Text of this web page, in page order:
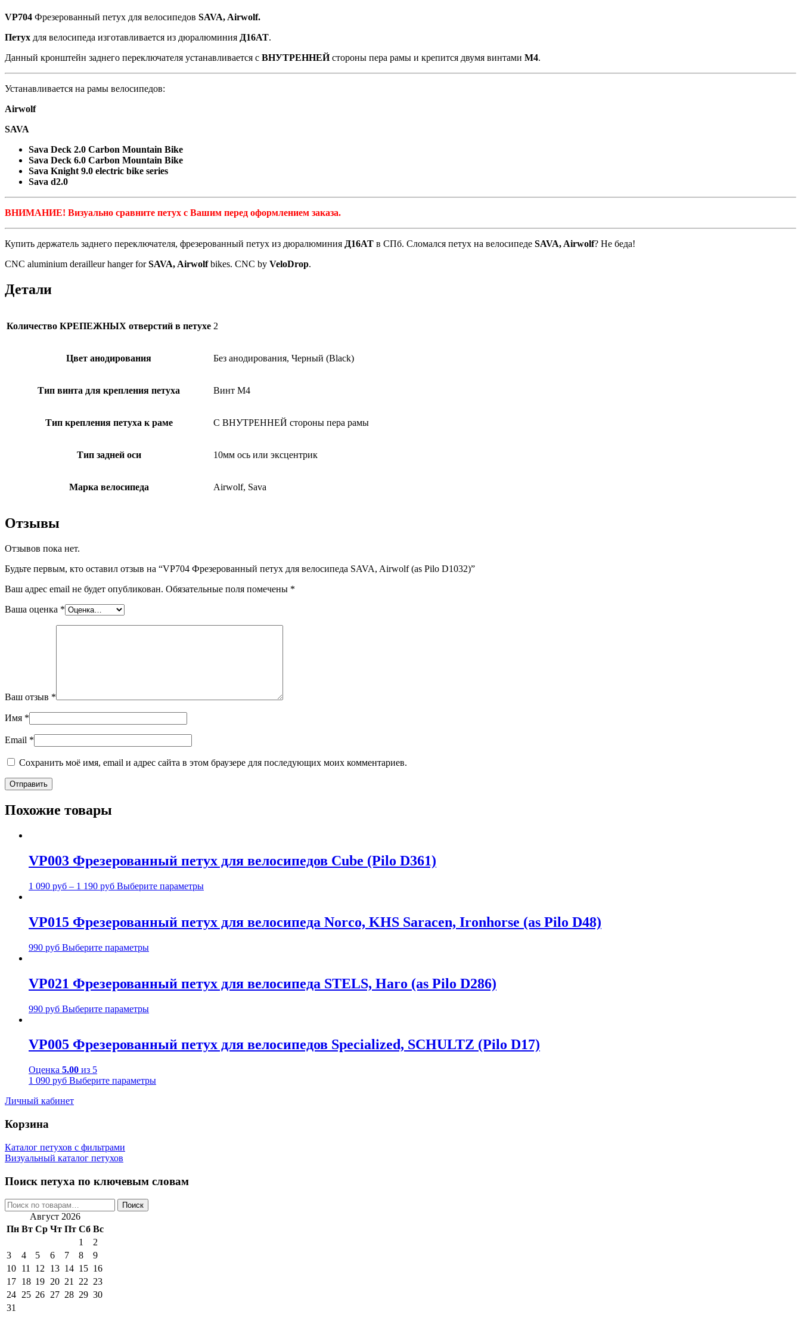
D1032)
VP704 Фрезерованный петух для велосипедов SAVA, Airwolf.
Петух для велосипеда изготавливается из дюралюминия Д16АТ.
Данный кронштейн заднего переключателя устанавливается с ВНУТРЕННЕЙстороны пера рамы и крепится двумя винтами М4.
Устанавливается на рамы велосипедов:
Airwolf
SAVA
Sаva Deck 2.0 Carbon Mountain Bike
Sаva Deck 6.0 Carbon Mountain Bike
Sаva Knight 9.0 electric bike series
Sava d2.0
ВНИМАНИЕ! Визуально сравните петух с Вашим перед оформлением заказа.
Купить держатель заднего переключателя, фрезерованный петух из дюралюминия Д16АТ в СПб. Сломался петух на велосипеде SAVA, Airwolf? Не беда!
CNC aluminium derailleur hanger forSAVA, Airwolfbikes. CNC by VeloDrop.
Детали
Количество КРЕПЕЖНЫХ отверстий в петухе 2
Цвет анодирования Без анодирования, Черный (Black)
Тип винта для крепления петуха Винт M4
Тип крепления петуха к раме С ВНУТРЕННЕЙ стороны пера рамы
Тип задней оси 10мм ось или эксцентрик
Марка велосипеда Airwolf, Sava
Отзывы
Отзывов пока нет.
Будьте первым, кто оставил отзыв на “VP704 Фрезерованный петух для велосипеда SAVA, Airwolf (as Pilo D1032)”
Ваш адрес email не будет опубликован. Обязательные поля помечены *
Ваша оценка *
Ваш отзыв *
Имя *
Email *
Сохранить моё имя, email и адрес сайта в этом браузере для последующих моих комментариев.
Похожие товары
VP003 Фрезерованный петух для велосипедов Cube (Pilo D361)
1 090 руб – 1 190 руб Выберите параметры
VP015 Фрезерованный петух для велосипеда Norco, KHS Saracen, Ironhorse (as Pilo D48)
990 руб Выберите параметры
VP021 Фрезерованный петух для велосипеда STELS, Haro (as Pilo D286)
990 руб Выберите параметры
VP005 Фрезерованный петух для велосипедов Specialized, SCHULTZ (Pilo D17)
Оценка 5.00 из 5
1 090 руб Выберите параметры
Личный кабинет
Корзина
Каталог петухов с фильтрами
Визуальный каталог петухов
Поиск петуха по ключевым словам
Искать: Поиск
Август 2026
Пн Вт Ср Чт Пт Сб Вс
1
2
3
4 5 6 7 8
9
10 11 12 13 14 15 16
17 18 19 20 21 22 23
24 25 26 27 28 29 30
31